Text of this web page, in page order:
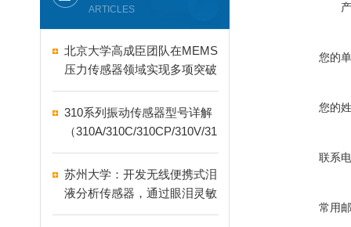
ARTICLES
北京大学高成臣团队在MEMS
压力传感器领域实现多项突破
310系列振动传感器型号详解
（310A/310C/310CP/310V/31
0W）
苏州大学：开发无线便携式泪
液分析传感器，通过眼泪灵敏
检测眼病
您的
您的
联系
常用